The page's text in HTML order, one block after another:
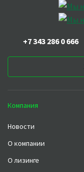
+7 343 286 0 666
Компания
Новости
О компании
О лизинге